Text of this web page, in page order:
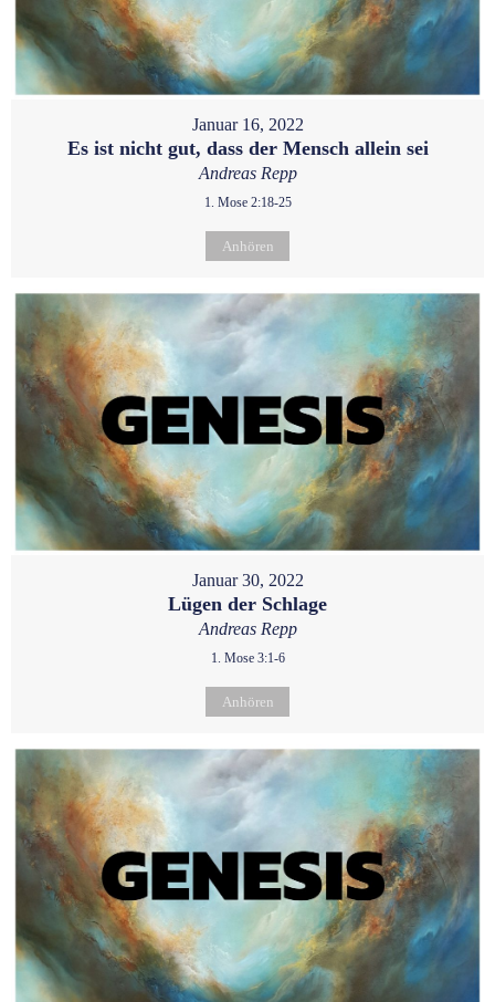
Januar 16, 2022
Es ist nicht gut, dass der Mensch allein sei
Andreas Repp
1. Mose 2:18-25
Anhören
Januar 30, 2022
Lügen der Schlage
Andreas Repp
1. Mose 3:1-6
Anhören